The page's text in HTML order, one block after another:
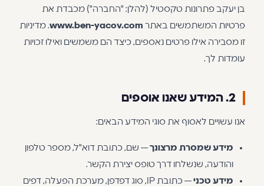
בן יעקב פתרונות טקסטיל (להלן: "החברה") מכבדת את
פרטיות המשתמשים באתר www.ben-yacov.com. מדיניות
זו מסבירה אילו פרטים נאספים, כיצד הם משמשים ואילו זכויות
עומדות לך.
2. המידע שאנו אוספים
אנו עשויים לאסוף את סוגי המידע הבאים:
מידע שמסרת מרצונך — שם, כתובת דוא"ל, מספר טלפון
והודעה, שנשלחו דרך טופס יצירת הקשר.
מידע טכני
— כתובת IP, סוג דפדפן, מערכת הפעלה, דפים